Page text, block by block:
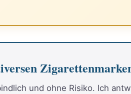
und ohne Risiko. Ich